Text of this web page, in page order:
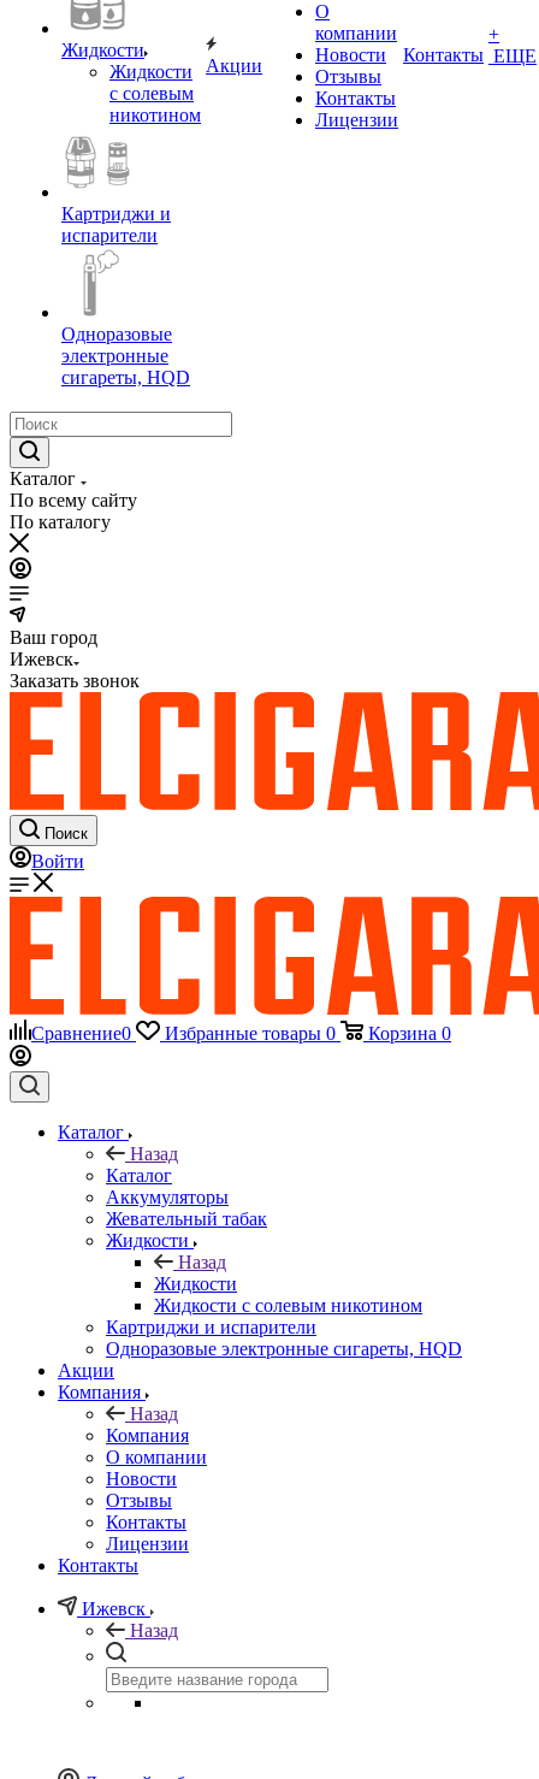
Жидкости
Жидкости
с солевым
никотином
Картриджи и
испарители
Одноразовые
электронные
сигареты, HQD
Акции
О
компании
Новости
Отзывы
Контакты
Лицензии
Контакты
+
ЕЩЕ
Каталог
По всему сайту
По каталогу
Ваш город
Ижевск
Заказать звонок
Поиск
Войти
Сравнение0 Избранные товары 0 Корзина 0
Каталог
Назад
Каталог
Аккумуляторы
Жевательный табак
Жидкости
Назад
Жидкости
Жидкости с солевым никотином
Картриджи и испарители
Одноразовые электронные сигареты, HQD
Акции
Компания
Назад
Компания
О компании
Новости
Отзывы
Контакты
Лицензии
Контакты
Ижевск
Назад